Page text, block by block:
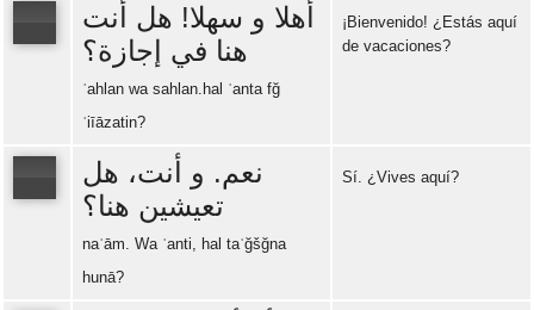
أهلا و سهلا! هل أنت
هنا في إجازة؟
ʾahlan wa sahlan.hal ʾanta fğ
ʾiīāzatin?
¡Bienvenido! ¿Estás aquí
de vacaciones?
نعم. و أنت، هل
تعيشين هنا؟
naʿām. Wa ʾanti, hal taʿğšğna
hunā?
Sí. ¿Vives aquí?